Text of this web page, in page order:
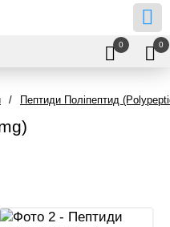
0 0
/ Пептиди Поліпептид